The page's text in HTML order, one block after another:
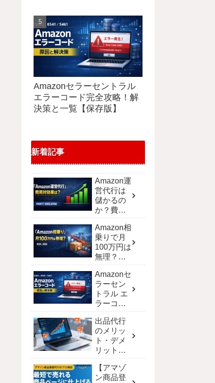
Amazonセラーセントラル
エラーコード完全攻略！解
決策と一覧【保存版】
新着記事
Amazon運
営代行は
儲かるの
か？費用
シミュレ
ーション
で徹底解
剖
Amazon相
乗りで月
100万円は
無理？現
する戦略
Amazonセ
ラーセン
トラル エ
ラーコー
略！解決
策と一覧
【保存
版】
出品代行
のメリッ
ト・デメ
リット｜
別の費用
と選び方
【アマゾ
ン商品登